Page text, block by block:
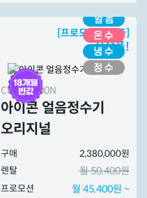
[프로모션 진행중]
신상품!
CHPI-7400N
아이콘 얼음정수기
오리지널
구매
2,380,000원
렌탈
월 50,400원
프로모션 월 45,400원 ~